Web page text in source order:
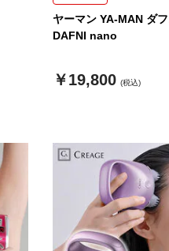
ヤーマン YA-MAN ダ
DAFNI nano
￥19,800 (税込)